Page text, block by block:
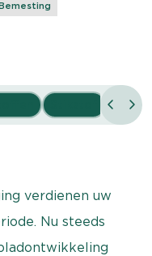
verdienen uw
Nu steeds